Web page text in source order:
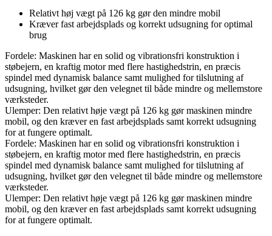
Relativt høj vægt på 126 kg gør den mindre mobil
Kræver fast arbejdsplads og korrekt udsugning for optimal
brug
Fordele: Maskinen har en solid og vibrationsfri konstruktion i
støbejern, en kraftig motor med flere hastighedstrin, en præcis
spindel med dynamisk balance samt mulighed for tilslutning af
udsugning, hvilket gør den velegnet til både mindre og mellemstore
værksteder.
Ulemper: Den relativt høje vægt på 126 kg gør maskinen mindre
mobil, og den kræver en fast arbejdsplads samt korrekt udsugning
for at fungere optimalt.
Fordele: Maskinen har en solid og vibrationsfri konstruktion i
støbejern, en kraftig motor med flere hastighedstrin, en præcis
spindel med dynamisk balance samt mulighed for tilslutning af
udsugning, hvilket gør den velegnet til både mindre og mellemstore
værksteder.
Ulemper: Den relativt høje vægt på 126 kg gør maskinen mindre
mobil, og den kræver en fast arbejdsplads samt korrekt udsugning
for at fungere optimalt.